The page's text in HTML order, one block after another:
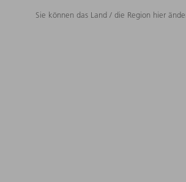
Sie können das Land / die Region hier